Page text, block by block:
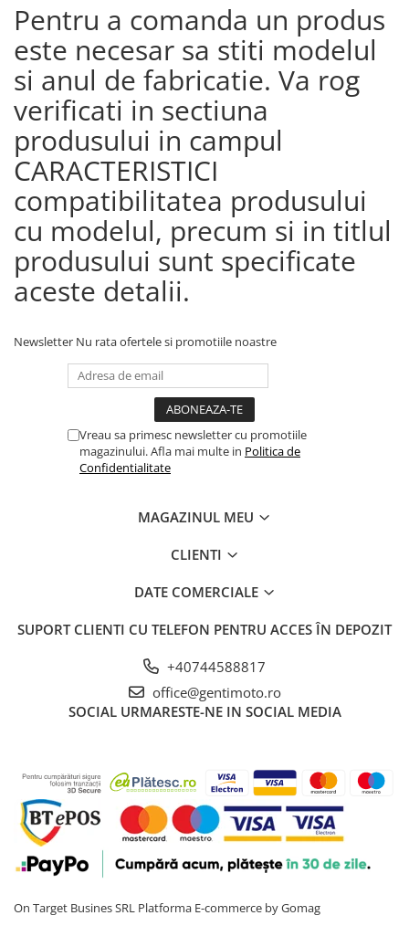
Pentru a comanda un produs
este necesar sa stiti modelul
si anul de fabricatie. Va rog
verificati in sectiuna
produsului in campul
CARACTERISTICI
compatibilitatea produsului
cu modelul, precum si in titlul
produsului sunt specificate
aceste detalii.
Newsletter Nu rata ofertele si promotiile noastre
Vreau sa primesc newsletter cu promotiile
magazinului. Afla mai multe in Politica de
Confidentialitate
MAGAZINUL MEU
CLIENTI
DATE COMERCIALE
SUPORT CLIENTI CU TELEFON PENTRU ACCES ÎN DEPOZIT
+40744588817
office@gentimoto.ro
SOCIAL URMARESTE-NE IN SOCIAL MEDIA
On Target Busines SRL Platforma E-commerce by Gomag